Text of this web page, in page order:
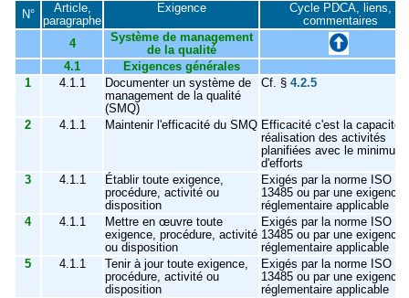
N°
Article,
paragraphe
Exigence
Cycle PDCA, liens,
commentaires
4
Système de management
de la qualité
4.1
Exigences générales
1
4.1.1
Documenter un système de
management de la qualité
(SMQ)
Cf. § 4.2.5
2 4.1.1 Maintenir l'efficacité du SMQ Efficacité c'est la capacité
réalisation des activités
planifiées avec le minimum
d'efforts
3
4.1.1
Établir toute exigence,
procédure, activité ou
disposition
Exigés par la norme ISO
13485 ou par une exigence
réglementaire applicable
4
4.1.1
Mettre en œuvre toute
exigence, procédure, activité
ou disposition
Exigés par la norme ISO
13485 ou par une exigence
réglementaire applicable
5
4.1.1
Tenir à jour toute exigence,
procédure, activité ou
disposition
Exigés par la norme ISO
13485 ou par une exigence
réglementaire applicable